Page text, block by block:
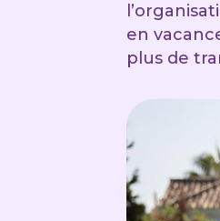
en
plus de